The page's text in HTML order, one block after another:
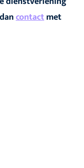
contactmet